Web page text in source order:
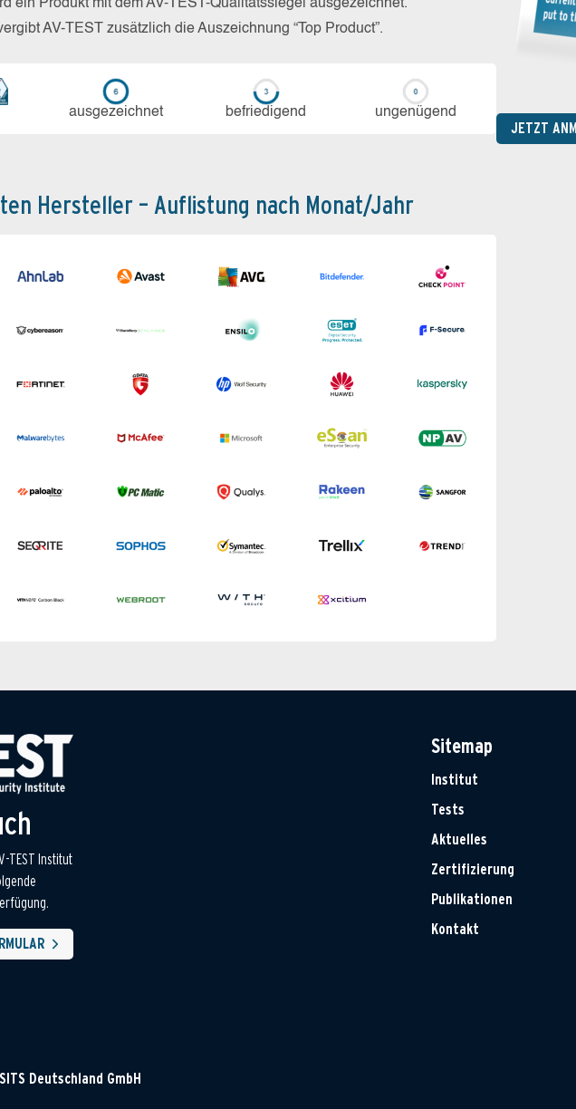
ein Produkt mit dem AV-TEST-Qualitätssiegel ausgezeichnet.
AV-TEST zusätzlich die Auszeichnung “Top Product”.
aus­ge­zeich­net be­frie­di­gend un­ge­nü­gend
Hersteller – Auflistung nach Monat/Jahr
JETZT
TEST Institut
Sitemap
Institut
Tests
Aktuelles
Zertifizierung
Publikationen
Kontakt
Deutschland GmbH